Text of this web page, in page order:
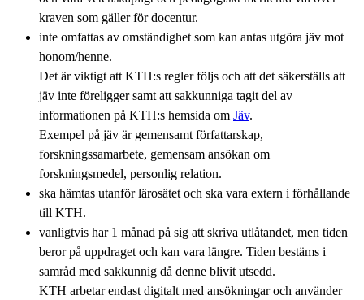
kraven som gäller för docentur.
inte omfattas av omständighet som kan antas utgöra jäv mot
honom/henne.
Det är viktigt att KTH:s regler följs och att det säkerställs att
jäv inte föreligger samt att sakkunniga tagit del av
informationen på KTH:s hemsida om Jäv.
Exempel på jäv är gemensamt författarskap,
forskningssamarbete, gemensam ansökan om
forskningsmedel, personlig relation.
ska hämtas utanför lärosätet och ska vara extern i förhållande
till KTH.
vanligtvis har 1 månad på sig att skriva utlåtandet, men tiden
beror på uppdraget och kan vara längre. Tiden bestäms i
samråd med sakkunnig då denne blivit utsedd.
KTH arbetar endast digitalt med ansökningar och använder